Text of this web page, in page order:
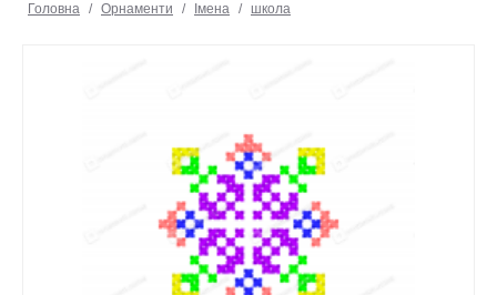
Головна / Орнаменти / Імена / школа